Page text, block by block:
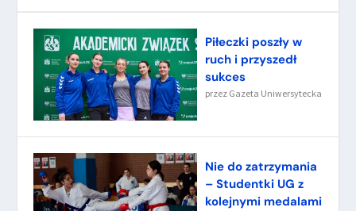
Piłeczki poszły w
ruch i przyszedł
sukces
przez Gazeta Uniwersytecka
Nie do zatrzymania
– Studentki UG z
kolejnymi medalami